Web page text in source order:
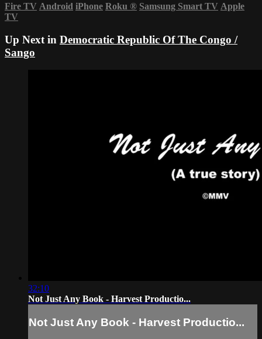
Fire TV Android iPhone Roku ® Samsung Smart TV Apple
TV
Up Next in Democratic Republic Of The Congo /
Sango
32:10
Not Just Any Book - Harvest Productio...
Not Just Any Book - Harvest Productio...